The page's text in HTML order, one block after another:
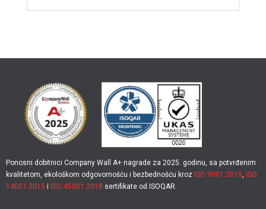
Ponosni dobitnici Company Wall A+ nagrade za 2025. godinu, sa potvrđenim
kvalitetom, ekološkom odgovornošću i bezbednošću kroz ISO 9001:2015, ISO
14001:2015 i ISO 45001:2018 sertifikate od ISOQAR.